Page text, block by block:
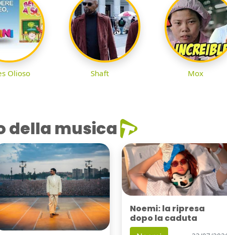
Olioso Shaft Mox
della musica
Noemi: la ripresa
dopo la caduta